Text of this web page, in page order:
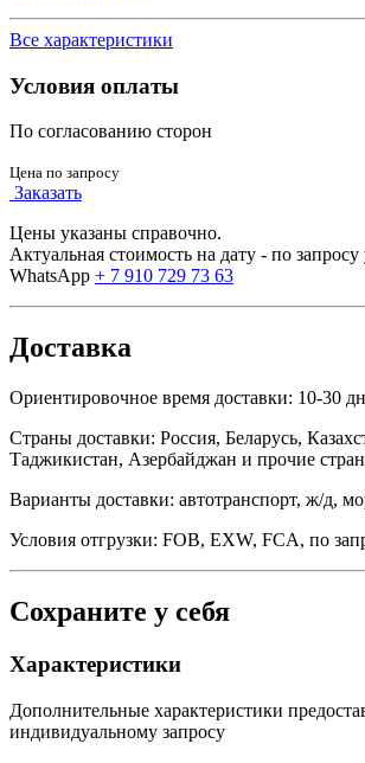
Все характеристики
Условия оплаты
По согласованию сторон
Цена по запросу
Заказать
Цены указаны справочно.
Актуальная стоимость на дату - по
WhatsApp + 7 910 729 73 63
Доставка
Ориентировочное время доставки: 10-30
Страны доставки: Россия, Беларусь,
Таджикистан, Азербайджан и прочие
Варианты доставки: автотранспорт, ж/д,
Условия отгрузки: FOB, EXW, FCA, по
Сохраните у себя
Характеристики
Дополнительные характеристики
индивидуальному запросу